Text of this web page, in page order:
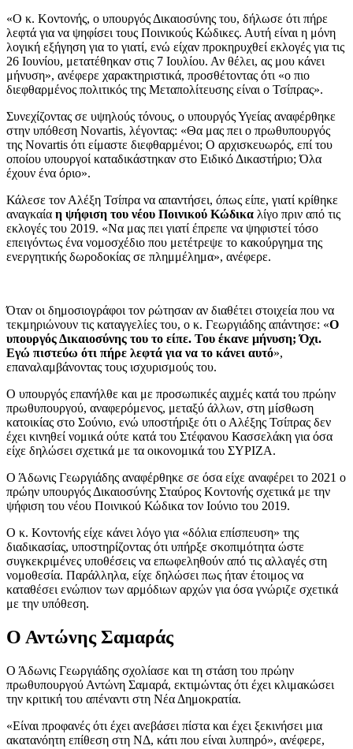
«Ο κ. Κοντονής, ο υπουργός Δικαιοσύνης του, δήλωσε ότι πήρε
λεφτά για να ψηφίσει τους Ποινικούς Κώδικες. Αυτή είναι η μόνη
λογική εξήγηση για το γιατί, ενώ είχαν προκηρυχθεί εκλογές για τις
26 Ιουνίου, μετατέθηκαν στις 7 Ιουλίου. Αν θέλει, ας μου κάνει
μήνυση», ανέφερε χαρακτηριστικά, προσθέτοντας ότι «ο πιο
διεφθαρμένος πολιτικός της Μεταπολίτευσης είναι ο Τσίπρας».
Συνεχίζοντας σε υψηλούς τόνους, ο υπουργός Υγείας αναφέρθηκε
στην υπόθεση Novartis, λέγοντας: «Θα μας πει ο πρωθυπουργός
της Novartis ότι είμαστε διεφθαρμένοι; Ο αρχισκευωρός, επί του
οποίου υπουργοί καταδικάστηκαν στο Ειδικό Δικαστήριο; Όλα
έχουν ένα όριο».
Κάλεσε τον Αλέξη Τσίπρα να απαντήσει, όπως είπε, γιατί κρίθηκε
αναγκαία η ψήφιση του νέου Ποινικού Κώδικα λίγο πριν από τις
εκλογές του 2019. «Να μας πει γιατί έπρεπε να ψηφιστεί τόσο
επειγόντως ένα νομοσχέδιο που μετέτρεψε το κακούργημα της
ενεργητικής δωροδοκίας σε πλημμέλημα», ανέφερε.
Όταν οι δημοσιογράφοι τον ρώτησαν αν διαθέτει στοιχεία που να
τεκμηριώνουν τις καταγγελίες του, ο κ. Γεωργιάδης απάντησε: «Ο
υπουργός Δικαιοσύνης του το είπε. Του έκανε μήνυση; Όχι.
Εγώ πιστεύω ότι πήρε λεφτά για να το κάνει αυτό»,
επαναλαμβάνοντας τους ισχυρισμούς του.
Ο υπουργός επανήλθε και με προσωπικές αιχμές κατά του πρώην
πρωθυπουργού, αναφερόμενος, μεταξύ άλλων, στη μίσθωση
κατοικίας στο Σούνιο, ενώ υποστήριξε ότι ο Αλέξης Τσίπρας δεν
έχει κινηθεί νομικά ούτε κατά του Στέφανου Κασσελάκη για όσα
είχε δηλώσει σχετικά με τα οικονομικά του ΣΥΡΙΖΑ.
Ο Άδωνις Γεωργιάδης αναφέρθηκε σε όσα είχε αναφέρει το 2021 ο
πρώην υπουργός Δικαιοσύνης Σταύρος Κοντονής σχετικά με την
ψήφιση του νέου Ποινικού Κώδικα τον Ιούνιο του 2019.
Ο κ. Κοντονής είχε κάνει λόγο για «δόλια επίσπευση» της
διαδικασίας, υποστηρίζοντας ότι υπήρξε σκοπιμότητα ώστε
συγκεκριμένες υποθέσεις να επωφεληθούν από τις αλλαγές στη
νομοθεσία. Παράλληλα, είχε δηλώσει πως ήταν έτοιμος να
καταθέσει ενώπιον των αρμόδιων αρχών για όσα γνώριζε σχετικά
με την υπόθεση.
Ο Αντώνης Σαμαράς
Ο Άδωνις Γεωργιάδης σχολίασε και τη στάση του πρώην
πρωθυπουργού Αντώνη Σαμαρά, εκτιμώντας ότι έχει κλιμακώσει
την κριτική του απέναντι στη Νέα Δημοκρατία.
«Είναι προφανές ότι έχει ανεβάσει πίστα και έχει ξεκινήσει μια
ακατανόητη επίθεση στη ΝΔ, κάτι που είναι λυπηρό», ανέφερε,